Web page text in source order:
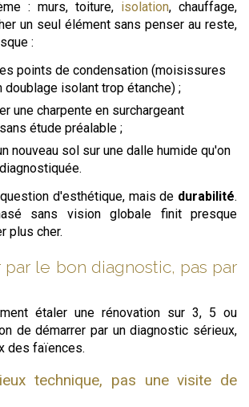
: murs, toiture, isolation, chauffage,
un seul élément sans penser au reste,
:
points de condensation (moisissures
doublage isolant trop étanche) ;
une charpente en surchargeant
étude préalable ;
nouveau sol sur une dalle humide qu'on
d'esthétique, mais de durabilité.
sans vision globale finit presque
plus cher.
le bon diagnostic, pas par
étaler une rénovation sur 3, 5 ou
de démarrer par un diagnostic sérieux,
des faïences.
technique, pas une visite de